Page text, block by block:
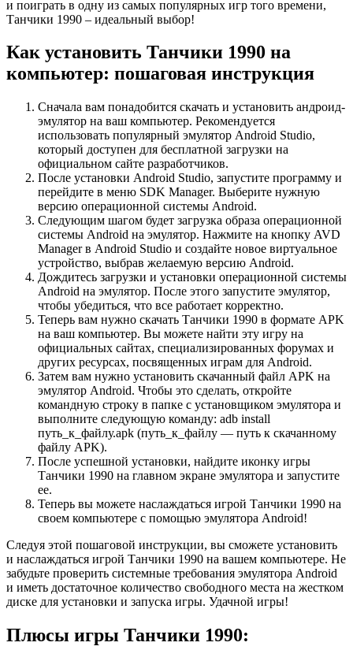
и поиграть в одну из самых популярных игр того времени,
Танчики 1990 – идеальный выбор!
Как установить Танчики 1990 на
компьютер: пошаговая инструкция
Сначала вам понадобится скачать и установить андроид-
эмулятор на ваш компьютер. Рекомендуется
использовать популярный эмулятор Android Studio,
который доступен для бесплатной загрузки на
официальном сайте разработчиков.
После установки Android Studio, запустите программу и
перейдите в меню SDK Manager. Выберите нужную
версию операционной системы Android.
Следующим шагом будет загрузка образа операционной
системы Android на эмулятор. Нажмите на кнопку AVD
Manager в Android Studio и создайте новое виртуальное
устройство, выбрав желаемую версию Android.
Дождитесь загрузки и установки операционной системы
Android на эмулятор. После этого запустите эмулятор,
чтобы убедиться, что все работает корректно.
Теперь вам нужно скачать Танчики 1990 в формате APK
на ваш компьютер. Вы можете найти эту игру на
официальных сайтах, специализированных форумах и
других ресурсах, посвященных играм для Android.
Затем вам нужно установить скачанный файл APK на
эмулятор Android. Чтобы это сделать, откройте
командную строку в папке с установщиком эмулятора и
выполните следующую команду: adb install
путь_к_файлу.apk (путь_к_файлу — путь к скачанному
файлу APK).
После успешной установки, найдите иконку игры
Танчики 1990 на главном экране эмулятора и запустите
ее.
Теперь вы можете наслаждаться игрой Танчики 1990 на
своем компьютере с помощью эмулятора Android!
Следуя этой пошаговой инструкции, вы сможете установить
и наслаждаться игрой Танчики 1990 на вашем компьютере. Не
забудьте проверить системные требования эмулятора Android
и иметь достаточное количество свободного места на жестком
диске для установки и запуска игры. Удачной игры!
Плюсы игры Танчики 1990: